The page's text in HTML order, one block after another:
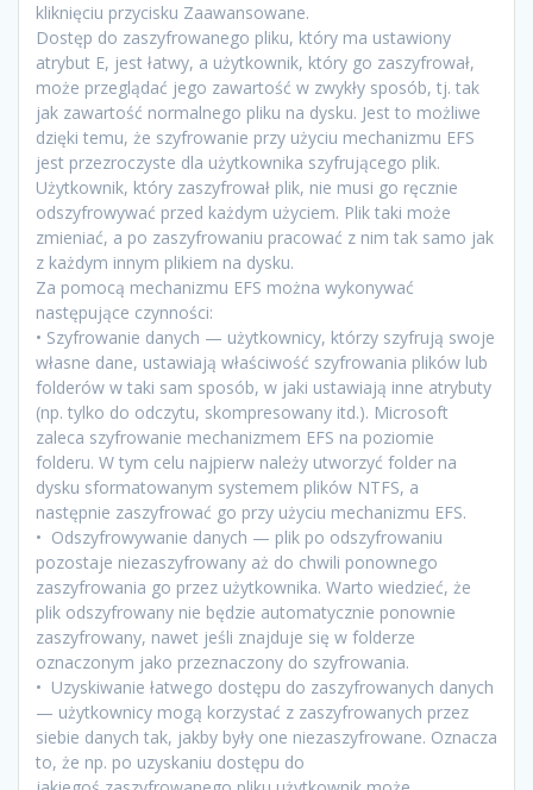
kliknięciu przycisku Zaawansowane.
Dostęp do zaszyfrowanego pliku, który ma ustawiony
atrybut E, jest łatwy, a użytkownik, który go zaszyfrował,
może przeglądać jego zawartość w zwykły sposób, tj. tak
jak zawartość normalnego pliku na dysku. Jest to możliwe
dzięki temu, że szyfrowanie przy użyciu mechanizmu EFS
jest przezroczyste dla użytkownika szyfrującego plik.
Użytkownik, który zaszyfrował plik, nie musi go ręcznie
odszyfrowywać przed każdym użyciem. Plik taki może
zmieniać, a po zaszyfrowaniu pracować z nim tak samo jak
z każdym innym plikiem na dysku.
Za pomocą mechanizmu EFS można wykonywać
następujące czynności:
• Szyfrowanie danych — użytkownicy, którzy szyfrują swoje
własne dane, ustawiają właściwość szyfrowania plików lub
folderów w taki sam sposób, w jaki ustawiają inne atrybuty
(np. tylko do odczytu, skompresowany itd.). Microsoft
zaleca szyfrowanie mechanizmem EFS na poziomie
folderu. W tym celu najpierw należy utworzyć folder na
dysku sformatowanym systemem plików NTFS, a
następnie zaszyfrować go przy użyciu mechanizmu EFS.
• Odszyfrowywanie danych — plik po odszyfrowaniu
pozostaje niezaszyfrowany aż do chwili ponownego
zaszyfrowania go przez użytkownika. Warto wiedzieć, że
plik odszyfrowany nie będzie automatycznie ponownie
zaszyfrowany, nawet jeśli znajduje się w folderze
oznaczonym jako przeznaczony do szyfrowania.
• Uzyskiwanie łatwego dostępu do zaszyfrowanych danych
— użytkownicy mogą korzystać z zaszyfrowanych przez
siebie danych tak, jakby były one niezaszyfrowane. Oznacza
to, że np. po uzyskaniu dostępu do